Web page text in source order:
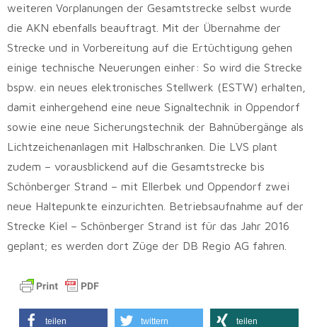
weiteren Vorplanungen der Gesamtstrecke selbst wurde
die AKN ebenfalls beauftragt. Mit der Übernahme der
Strecke und in Vorbereitung auf die Ertüchtigung gehen
einige technische Neuerungen einher: So wird die Strecke
bspw. ein neues elektronisches Stellwerk (ESTW) erhalten,
damit einhergehend eine neue Signaltechnik in Oppendorf
sowie eine neue Sicherungstechnik der Bahnübergänge als
Lichtzeichenanlagen mit Halbschranken. Die LVS plant
zudem – vorausblickend auf die Gesamtstrecke bis
Schönberger Strand – mit Ellerbek und Oppendorf zwei
neue Haltepunkte einzurichten. Betriebsaufnahme auf der
Strecke Kiel – Schönberger Strand ist für das Jahr 2016
geplant; es werden dort Züge der DB Regio AG fahren.
teilen twittern teilen